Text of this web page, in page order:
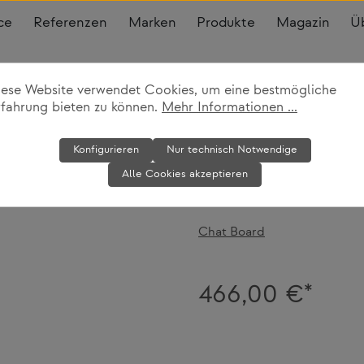
Referenzen Marken Produkte Magazin
Magnetische
Elements -
Chat Board
466,00 €*
Website verwendet Cookies, um eine bestmögliche
bieten zu können. Mehr Informationen ...
Nur technisch Notwendige
Konfigurieren
Alle Cookies akzeptieren